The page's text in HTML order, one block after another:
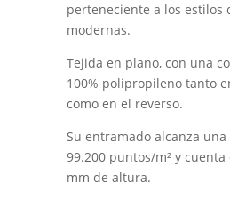
perteneciente a los estilos
modernas.
Tejida en plano, con una
100% polipropileno tanto
como en el reverso.
Su entramado alcanza
99.200 puntos/m² y
mm de altura.